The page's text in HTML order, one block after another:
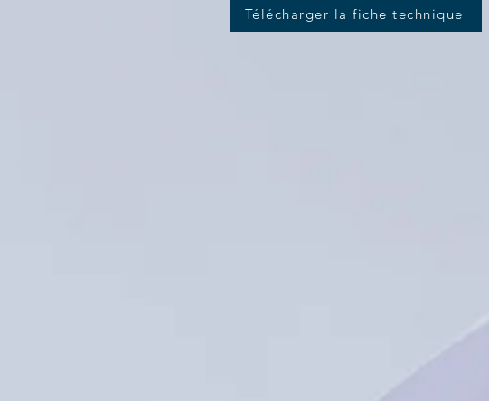
Télécharger la fiche technique